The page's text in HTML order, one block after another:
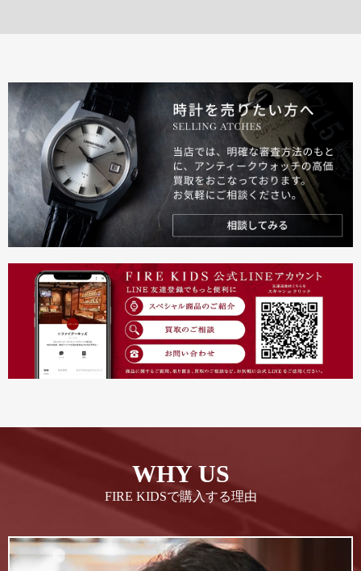
WHY US
FIRE KIDSで購入する理由